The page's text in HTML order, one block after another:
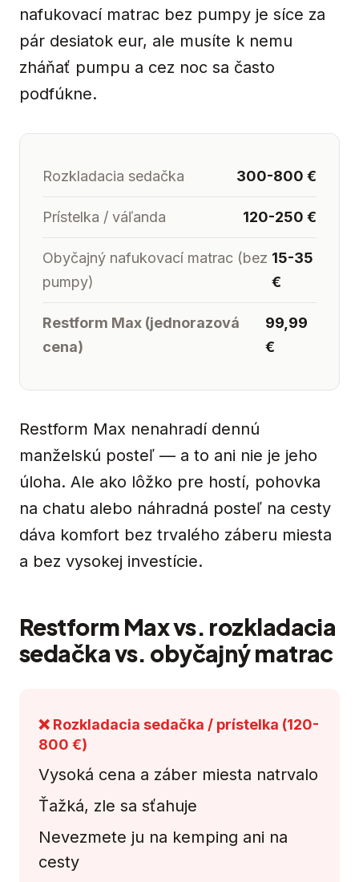
nafukovací matrac bez pumpy je síce za
pár desiatok eur, ale musíte k nemu
zháňať pumpu a cez noc sa často
podfúkne.
Rozkladacia sedačka 300-800 €
Prístelka / váľanda 120-250 €
Obyčajný nafukovací matrac (bez
pumpy)
15-35
€
Restform Max (jednorazová
cena)
99,99
€
Restform Max nenahradí dennú
manželskú posteľ — a to ani nie je jeho
úloha. Ale ako lôžko pre hostí, pohovka
na chatu alebo náhradná posteľ na cesty
dáva komfort bez trvalého záberu miesta
a bez vysokej investície.
Restform Max vs. rozkladacia
sedačka vs. obyčajný matrac
❌ Rozkladacia sedačka / prístelka (120-
800 €)
Vysoká cena a záber miesta natrvalo
Ťažká, zle sa sťahuje
Nevezmete ju na kemping ani na
cesty